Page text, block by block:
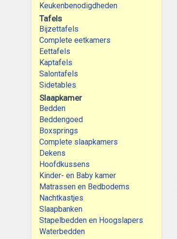
Keukenbenodigdheden
Tafels
Bijzettafels
Complete eetkamers
Eettafels
Kaptafels
Salontafels
Sidetables
Slaapkamer
Bedden
Beddengoed
Boxsprings
Complete slaapkamers
Dekens
Hoofdkussens
Kinder- en Baby kamer
Matrassen en Bedbodems
Nachtkastjes
Slaapbanken
Stapelbedden en Hoogslapers
Waterbedden